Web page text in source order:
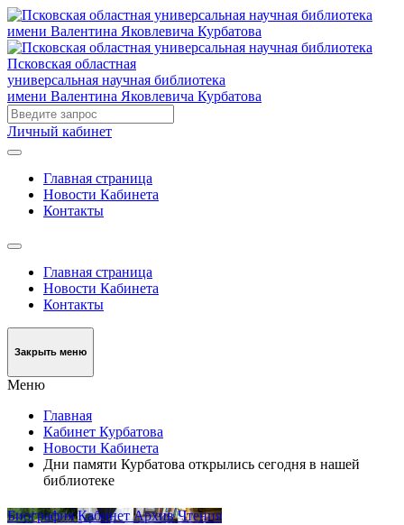
Псковская областная
универсальная научная библиотека
имени Валентина Яковлевича Курбатова
Личный кабинет
Главная страница
Новости Кабинета
Контакты
Главная страница
Новости Кабинета
Контакты
Закрыть меню
Меню
Главная
Кабинет Курбатова
Новости Кабинета
Дни памяти Курбатова открылись сегодня в нашей
библиотеке
БиографияКабинетАрхивЧтения